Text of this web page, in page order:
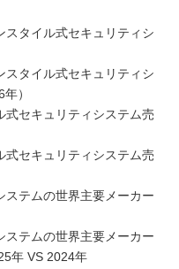
スタイル式セキュリティシ
スタイル式セキュリティシ
）
式セキュリティシステム売
式セキュリティシステム売
ステムの世界主要メーカー
ステムの世界主要メーカー
年 VS 2024年